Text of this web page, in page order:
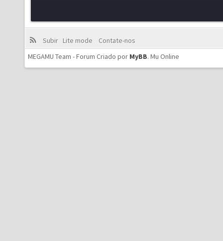
Subir Lite mode
Contate-nos
MEGAMU Team - Forum Criado por MyBB. Mu Online